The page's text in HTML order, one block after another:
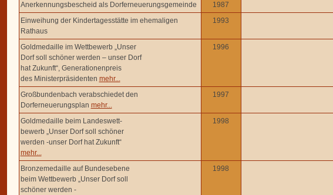
Anerkennungsbescheid als Dorferneuerungsgemeinde
1987
Einweihung der Kindertagesstätte im ehemaligen
Rathaus
1993
Goldmedaille im Wettbewerb „Unser
Dorf soll schöner werden – unser Dorf
hat Zukunft“, Generationenpreis
des Ministerpräsidenten mehr...
1996
Großbundenbach verabschiedet den
Dorferneuerungsplan mehr...
1997
Goldmedaille beim Landeswett-
bewerb „Unser Dorf soll schöner
werden -unser Dorf hat Zukunft“
mehr...
1998
Bronzemedaille auf Bundesebene
beim Wettbewerb „Unser Dorf soll
schöner werden -
1998